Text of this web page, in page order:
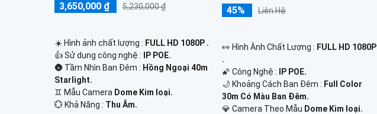
3,650,000 ₫ 5,230,000 ₫
☀️ Hình ảnh chất lượng : FULL HD 1080P .
👍 Sử dụng công nghệ :
IP POE.
🌚 Tầm Nhìn Ban Đêm : Hồng Ngoại 40m
Starlight.
♊ Mẫu Camera Dome Kim loại.
️💮 Khả Năng : Thu Âm.
45% Liên Hệ
️👀 Hình Ành Chất Lượng : FULL HD 1080P
.
🌠 Công Nghệ :
IP POE.
🌙 Khoảng Cách Ban Đêm : Full Color
30m Có Màu Ban Ðêm.
💎 Camera Theo Mẫu Dome Kim loại.